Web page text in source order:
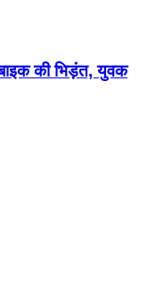
बाइक की भिड़ंत, युवक